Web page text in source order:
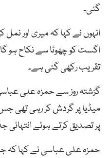
گئی۔
تقریب رکھی گئی ہے۔
گزشتہ روز سے حمزہ علی
میڈیا پر گردش کر رہی تھی
پر تصدیق کرتے ہوئے انتہائی
حمزہ علی عباسی نے کہا کہ